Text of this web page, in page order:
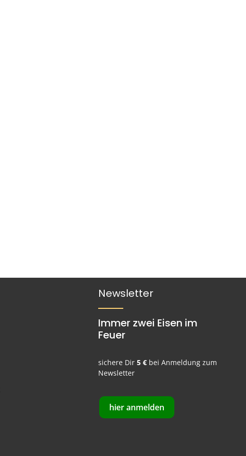
Newsletter
Immer zwei Eisen im
Feuer
sichere Dir5 € bei Anmeldung zum
Newsletter
hier anmelden